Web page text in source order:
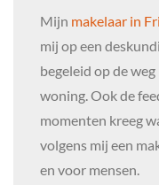
Mijn makelaar in
mij op een
begeleid op de
woning. Ook de
momenten kreeg
volgens mij een
en voor mensen.